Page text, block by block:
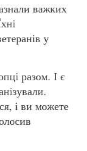
важких
у
разом. І є
і ви можете